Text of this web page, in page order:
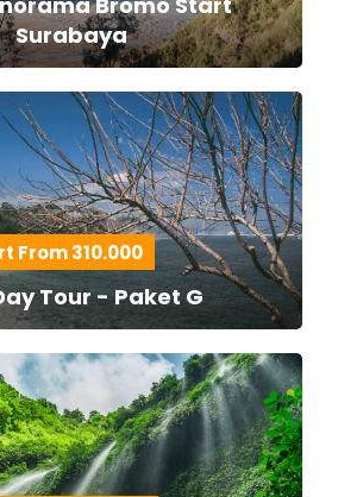
Surabaya
From 310.000
Tour - Paket G